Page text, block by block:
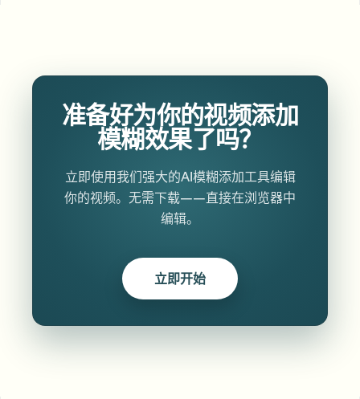
准备好为你的视频添加
模糊效果了吗？
立即使用我们强大的AI模糊添加工具编辑
你的视频。无需下载——直接在浏览器中
编辑。
立即开始